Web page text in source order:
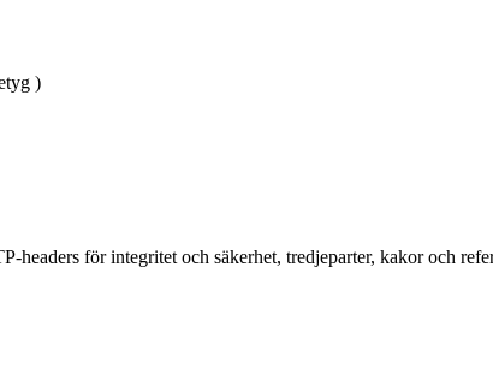
)
för integritet och säkerhet, tredjeparter, kakor och